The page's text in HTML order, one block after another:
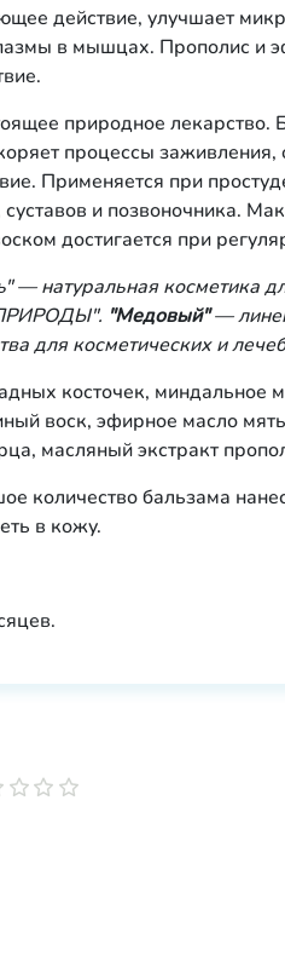
действие, улучшает
в мышцах. Прополис и
природное
процессы заживления,
Применяется при
суставов и позвоночника.
достигается при
натуральная косметика
"Медовый"—
для косметических и
косточек, миндальное
воск, эфирное масло
масляный экстракт
количество бальзама
в кожу.